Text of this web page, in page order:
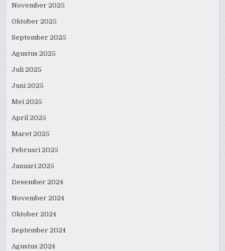
November 2025
Oktober 2025
September 2025
Agustus 2025
Juli 2025
Juni 2025
Mei 2025
April 2025
Maret 2025
Februari 2025
Januari 2025
Desember 2024
November 2024
Oktober 2024
September 2024
Agustus 2024